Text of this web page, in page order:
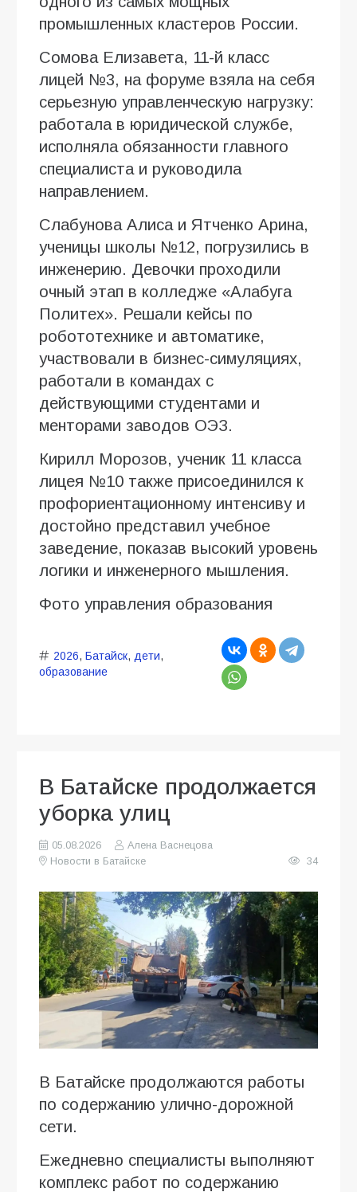
промышленных кластеров России.
Сомова Елизавета, 11-й класс
лицей №3, на форуме взяла на себя
серьезную управленческую нагрузку:
работала в юридической службе,
исполняла обязанности главного
специалиста и руководила
направлением.
Слабунова Алиса и Ятченко Арина,
ученицы школы №12, погрузились в
инженерию. Девочки проходили
очный этап в колледже «Алабуга
Политех». Решали кейсы по
робототехнике и автоматике,
участвовали в бизнес-симуляциях,
работали в командах с
действующими студентами и
менторами заводов ОЭЗ.
Кирилл Морозов, ученик 11 класса
лицея №10 также присоединился к
профориентационному интенсиву и
достойно представил учебное
заведение, показав высокий уровень
логики и инженерного мышления.
Фото управления образования
2026, Батайск, дети,
образование
В Батайске продолжается
уборка улиц
05.08.2026
Алена Васнецова
Новости в Батайске
34
В Батайске продолжаются работы
по содержанию улично-дорожной
сети.
Ежедневно специалисты выполняют
комплекс работ по содержанию